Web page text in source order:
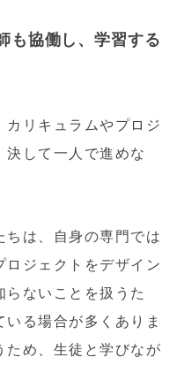
も協働し、学習する
リキュラムやプロジ
して一人で進めな
ちは、自身の専門では
ジェクトをデザイン
ないことを扱うた
る場合が多くありま
め、生徒と学びなが